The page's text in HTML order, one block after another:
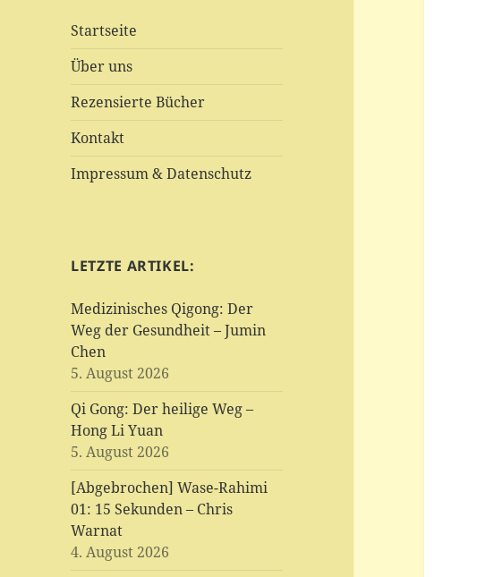
Startseite
Über uns
Rezensierte Bücher
Kontakt
Impressum & Datenschutz
LETZTE ARTIKEL:
Medizinisches Qigong: Der
Weg der Gesundheit – Jumin
Chen
5. August 2026
Qi Gong: Der heilige Weg –
Hong Li Yuan
5. August 2026
[Abgebrochen] Wase-Rahimi
01: 15 Sekunden – Chris
Warnat
4. August 2026